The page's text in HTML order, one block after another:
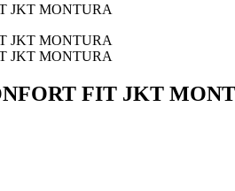
FIT JKT